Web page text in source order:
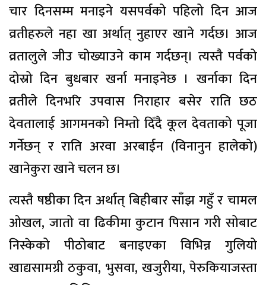
चार दिनसम्म मनाइने यसपर्वको पहिलो दिन आज
व्रतीहरुले नहा खा अर्थात् नुहाएर खाने गर्दछ। आज
व्रतालुले जीउ चोख्याउने काम गर्दछन्। त्यस्तै पर्वको
दोस्रो दिन बुधबार खर्ना मनाइनेछ । खर्नाका दिन
व्रतीले दिनभरि उपवास निराहार बसेर राति छठ
देवतालाई आगमनको निम्तो दिँदै कूल देवताको पूजा
गर्नेछन् र राति अरवा अरबाईन (विनानुन हालेको)
खानेकुरा खाने चलन छ।
त्यस्तै षष्ठीका दिन अर्थात् बिहीबार साँझ गहुँ र चामल
ओखल, जातो वा ढिकीमा कुटान पिसान गरी सोबाट
निस्केको पीठोबाट बनाइएका विभिन्न गुलियो
खाद्यसामग्री ठकुवा, भुसवा, खजुरीया, पेरुकियाजस्ता